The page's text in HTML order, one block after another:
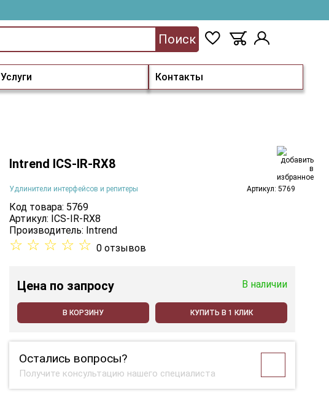
Услуги Контакты
Поиск
Intrend ICS-IR-RX8
Удлинители интерфейсов и репитеры Артикул: 5769
Код товара: 5769
Артикул: ICS-IR-RX8
Производитель: Intrend
☆ ☆ ☆ ☆ ☆ 0 отзывов
Цена по запросу В наличии
В КОРЗИНУ КУПИТЬ В 1 КЛИК
Остались вопросы?
Получите консультацию нашего специалиста